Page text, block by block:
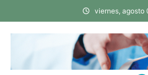
al
contenido
viernes, agosto